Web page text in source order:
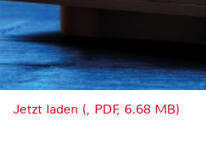
Jetzt laden (, PDF, 6.68 MB)